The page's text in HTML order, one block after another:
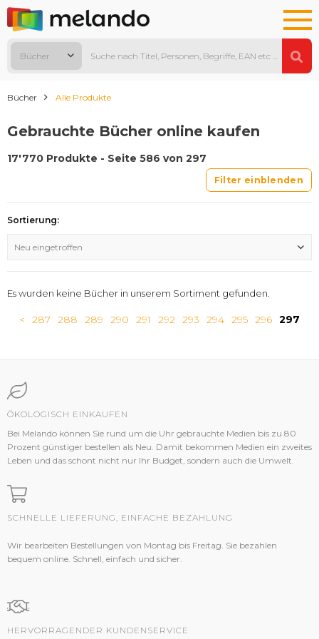
Bücher
Bücher Alle Produkte
Gebrauchte Bücher online kaufen
17'770 Produkte - Seite 586 von 297
Filter einblenden
Sortierung:
Neu eingetroffen
Es wurden keine Bücher in unserem Sortiment gefunden.
< 287 288 289 290 291 292 293 294 295 296 297
ÖKOLOGISCH EINKAUFEN
Bei Melando können Sie rund um die Uhr gebrauchte Medien bis zu 80
Prozent günstiger bestellen als Neu. Damit bekommen Medien ein zweites
Leben und das schont nicht nur Ihr Budget, sondern auch die Umwelt.
SCHNELLE LIEFERUNG, EINFACHE BEZAHLUNG
Wir bearbeiten Bestellungen von Montag bis Freitag. Sie bezahlen
bequem online. Schnell, einfach und sicher.
HERVORRAGENDER KUNDENSERVICE